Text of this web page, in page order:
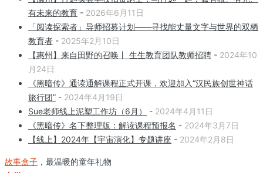
有未来的教育 - 2026年6月11日
「阅读探索者」导师招募计划——寻找能丈量文字与世界的双栖
教育者 - 2025年2月10日
【惠州】来自田野的召唤丨 生生教育团队教师招聘 - 2024年10
月24日
《黑暗传》通读通解课程正式开课，欢迎加入“汉民族创世神话
旅行团” - 2024年4月19日
Sue老师线上泥塑工作坊（6月）
- 2024年4月11日
《黑暗传》名下整理版：解读课程预报名 - 2024年3月7日
【线上】2024年【宇宙演化】专题讲座 - 2024年2月8日
故事盒子 ，最温暖的童年礼物